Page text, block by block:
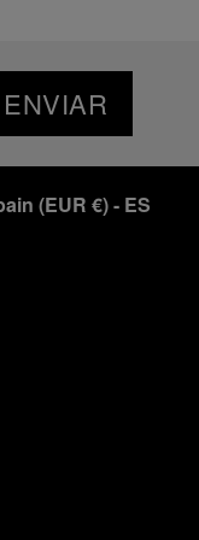
ENVIAR
(EUR €)- ES